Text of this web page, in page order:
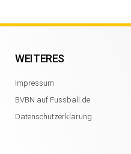
WEITERES
Impressum
BVBN auf Fussball.de
Datenschutzerklärung